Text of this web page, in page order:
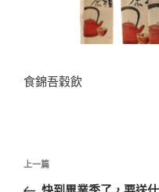
食錦吾穀飲
文
上
一
上一篇